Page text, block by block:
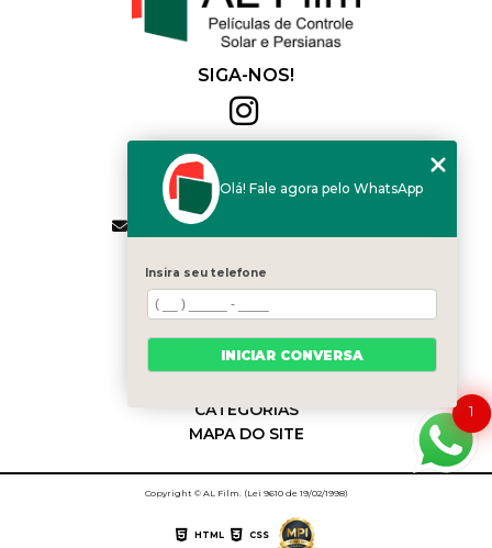
SIGA-NOS!
(11) 2564-4684
(11) 94168-2041
contato.vendas@alfilm.com.br
MENU
HOME
QUEM SOMOS
SERVIÇOS
BLOG
CATEGORIAS
MAPA DO SITE
Copyright © AL Film. (Lei 9610 de 19/02/1998)
HTML CSS
1
Olá! Fale agora pelo WhatsApp
Insira seu telefone
INICIAR CONVERSA